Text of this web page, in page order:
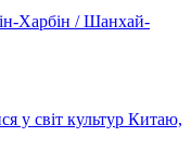
Харбін / Шанхай-
у світ культур Китаю,